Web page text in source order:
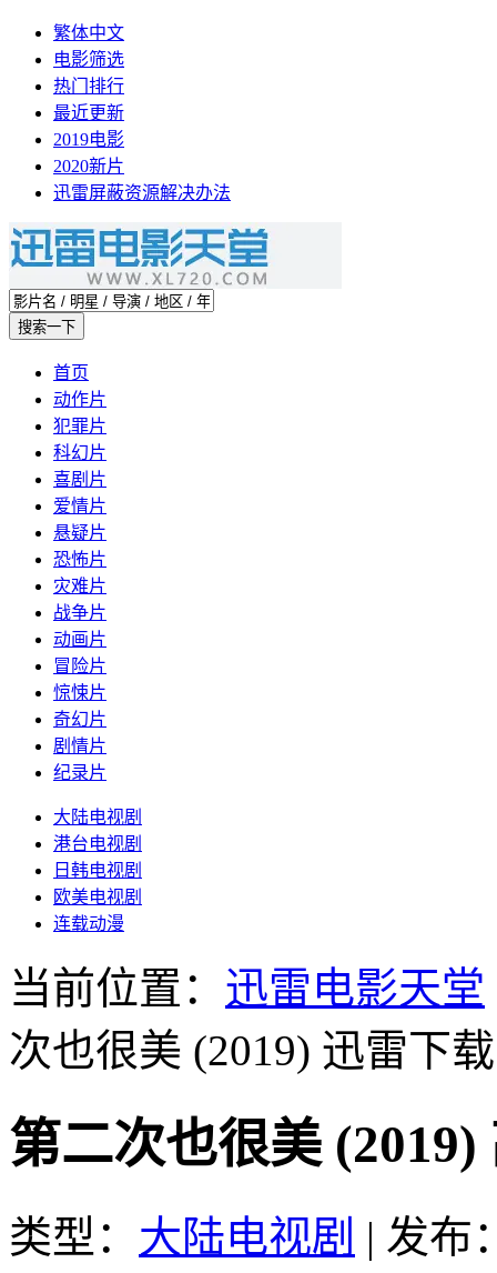
繁体中文
电影筛选
热门排行
最近更新
2019电影
2020新片
迅雷屏蔽资源解决办法
首页
动作片
犯罪片
科幻片
喜剧片
爱情片
悬疑片
恐怖片
灾难片
战争片
动画片
冒险片
惊悚片
奇幻片
剧情片
纪录片
大陆电视剧
港台电视剧
日韩电视剧
欧美电视剧
连载动漫
当前位置： 迅雷电影天堂
次也很美 (2019) 迅雷下
第二次也很美
类型： 大陆电视剧 | 发布